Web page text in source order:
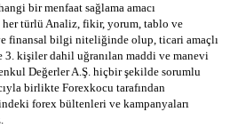
bir menfaat sağlama amacı
türlü Analiz, fikir, yorum, tablo ve
finansal bilgi niteliğinde olup, ticari amaçlı
3. kişiler dahil uğranılan maddi ve manevi
Değerler A.Ş. hiçbir şekilde sorumlu
birlikte Forexkocu tarafından
forex bültenleri ve kampanyaları